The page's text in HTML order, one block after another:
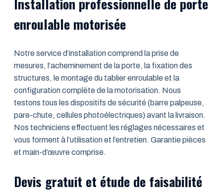
enroulable motorisée
Notre service d’installation comprend la prise de
mesures, l’acheminement de la porte, la fixation des
structures, le montage du tablier enroulable et la
configuration complète de la motorisation. Nous
testons tous les dispositifs de sécurité (barre palpeuse,
pare-chute, cellules photoélectriques) avant la livraison.
Nos techniciens effectuent les réglages nécessaires et
vous forment à l’utilisation et l’entretien. Garantie pièces
et main-d’œuvre comprise.
Devis gratuit et étude de faisabilité